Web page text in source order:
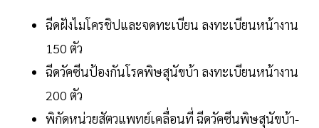
ฉีดฝังไมโครชิปและจดทะเบียน ลงทะเบียนหน้างาน
150 ตัว
ฉีดวัคซีนป้องกันโรคพิษสุนัขบ้า ลงทะเบียนหน้างาน
200 ตัว
พิกัดหน่วยสัตวแพทย์เคลื่อนที่ ฉีดวัคซีนพิษสุนัขบ้า-